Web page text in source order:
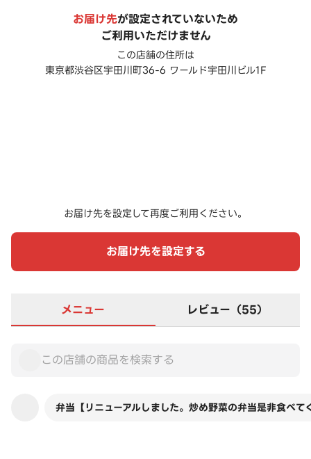
お届け先が設定されていないため
ご利用いただけません
この店舗の住所は
東京都渋谷区宇田川町36-6 ワールド宇田川ビル1F
お届け先を設定して再度ご利用ください。
お届け先を設定する
メニュー レビュー（55）
弁当【リニューアルしました。炒め野菜の弁当是非食べて